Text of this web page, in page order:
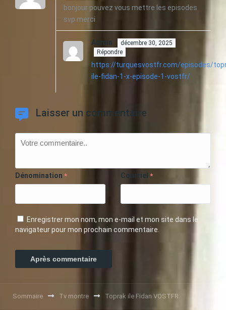
bonjour pouvez vous mettre les episodes
svp merci
Admin
décembre 30, 2025
Répondre
https://turquesvostfr.com/episodes/
ile-fidan-1-x-episode-1-vostfr/
Laisser un commentaire
Dénomination * Courriel *
Enregistrer mon nom, mon e-mail et mon site dans le
navigateur pour mon prochain commentaire.
Sommaire Tv montre Toprak ile Fidan VOSTFR